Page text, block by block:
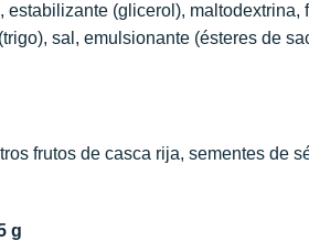
(glicerol),
sal, emulsionante (ésteres de
frutos de casca rija, sementes de
g